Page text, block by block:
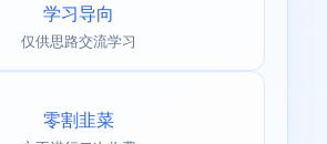
学习导向
仅供思路交流学习
零割韭菜